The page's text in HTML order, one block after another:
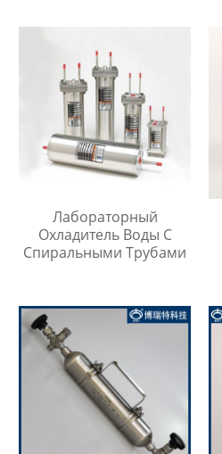
Лабораторный
Охладитель Воды С
Спиральными Трубами